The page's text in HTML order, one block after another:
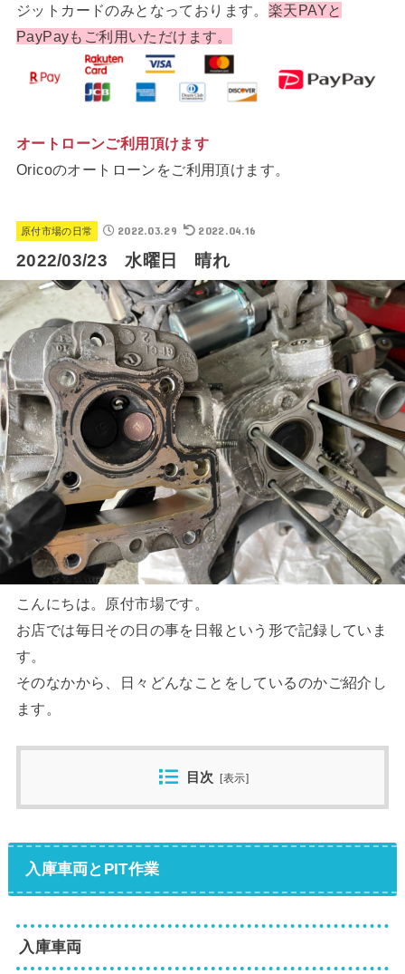
ジットカードのみとなっております。 楽天PAYと
PayPayもご利用いただけます。
オートローンご利用頂けます
Oricoのオートローンをご利用頂けます。
原付市場の日常 2022.03.29 2022.04.16
2022/03/23 水曜日 晴れ
こんにちは。原付市場です。
お店では毎日その日の事を日報という形で記録していま
す。
そのなかから、日々どんなことをしているのかご紹介し
ます。
目次 [表示]
入庫車両とPIT作業
入庫車両